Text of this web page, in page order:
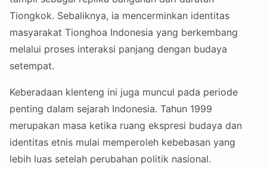
Tiongkok. Sebaliknya, ia mencerminkan identitas
masyarakat Tionghoa Indonesia yang berkembang
melalui proses interaksi panjang dengan budaya
setempat.
Keberadaan klenteng ini juga muncul pada periode
penting dalam sejarah Indonesia. Tahun 1999
merupakan masa ketika ruang ekspresi budaya dan
identitas etnis mulai memperoleh kebebasan yang
lebih luas setelah perubahan politik nasional.